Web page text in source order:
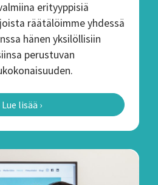
erityyppisiä
räätälöimme yhdessä
hänen yksilöllisiin
perustuvan
Lue lisää ›